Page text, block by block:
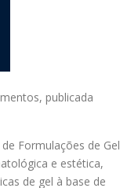
publicada
Formulações de Gel
e estética,
de gel à base de